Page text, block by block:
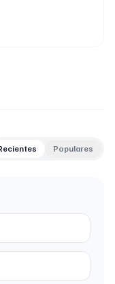
Populares